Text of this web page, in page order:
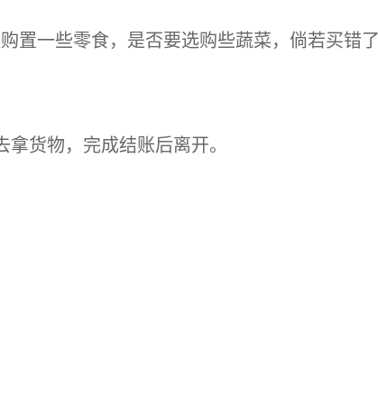
置一些零食，是否要选购些蔬菜，倘若买错
货物，完成结账后离开。